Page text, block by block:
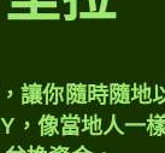
讓你隨時隨地
，像當地人一